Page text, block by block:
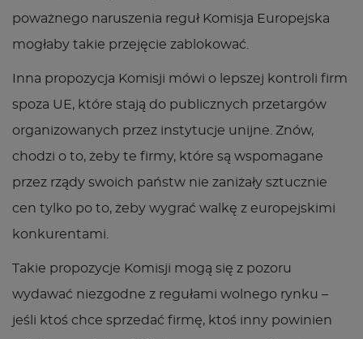
poważnego naruszenia reguł Komisja Europejska
mogłaby takie przejęcie zablokować.
Inna propozycja Komisji mówi o lepszej kontroli firm
spoza UE, które stają do publicznych przetargów
organizowanych przez instytucje unijne. Znów,
chodzi o to, żeby te firmy, które są wspomagane
przez rządy swoich państw nie zaniżały sztucznie
cen tylko po to, żeby wygrać walkę z europejskimi
konkurentami.
Takie propozycje Komisji mogą się z pozoru
wydawać niezgodne z regułami wolnego rynku –
jeśli ktoś chce sprzedać firmę, ktoś inny powinien